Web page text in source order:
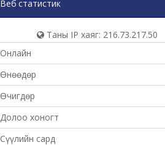
Веб статистик
Таны IP хаяг: 216.73.217.50
Онлайн
Өнөөдөр
Өчигдөр
Долоо хоногт
Сүүлийн сард